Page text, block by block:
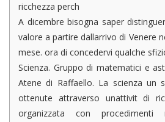
ricchezza perch
A dicembre bisogna saper
valore a partire dallarrivo di Venere
mese. ora di concedervi qualche
Scienza. Gruppo di matematici e
Atene di Raffaello. La scienza un
ottenute attraverso unattivit di
organizzata con